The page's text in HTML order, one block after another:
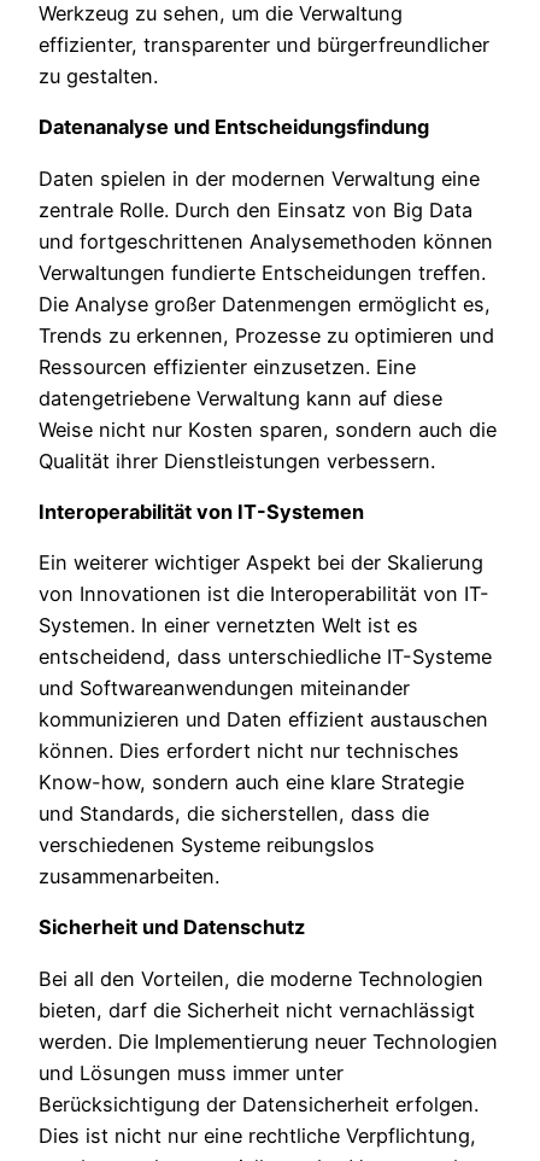
Werkzeug zu sehen, um die Verwaltung
effizienter, transparenter und bürgerfreundlicher
zu gestalten.
Datenanalyse und Entscheidungsfindung
Daten spielen in der modernen Verwaltung eine
zentrale Rolle. Durch den Einsatz von Big Data
und fortgeschrittenen Analysemethoden können
Verwaltungen fundierte Entscheidungen treffen.
Die Analyse großer Datenmengen ermöglicht es,
Trends zu erkennen, Prozesse zu optimieren und
Ressourcen effizienter einzusetzen. Eine
datengetriebene Verwaltung kann auf diese
Weise nicht nur Kosten sparen, sondern auch die
Qualität ihrer Dienstleistungen verbessern.
Interoperabilität von IT-Systemen
Ein weiterer wichtiger Aspekt bei der Skalierung
von Innovationen ist die Interoperabilität von IT-
Systemen. In einer vernetzten Welt ist es
entscheidend, dass unterschiedliche IT-Systeme
und Softwareanwendungen miteinander
kommunizieren und Daten effizient austauschen
können. Dies erfordert nicht nur technisches
Know-how, sondern auch eine klare Strategie
und Standards, die sicherstellen, dass die
verschiedenen Systeme reibungslos
zusammenarbeiten.
Sicherheit und Datenschutz
Bei all den Vorteilen, die moderne Technologien
bieten, darf die Sicherheit nicht vernachlässigt
werden. Die Implementierung neuer Technologien
und Lösungen muss immer unter
Berücksichtigung der Datensicherheit erfolgen.
Dies ist nicht nur eine rechtliche Verpflichtung,